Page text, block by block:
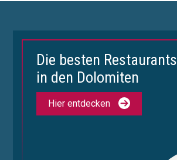
Die besten Restaurants
in den Dolomiten
Hier entdecken